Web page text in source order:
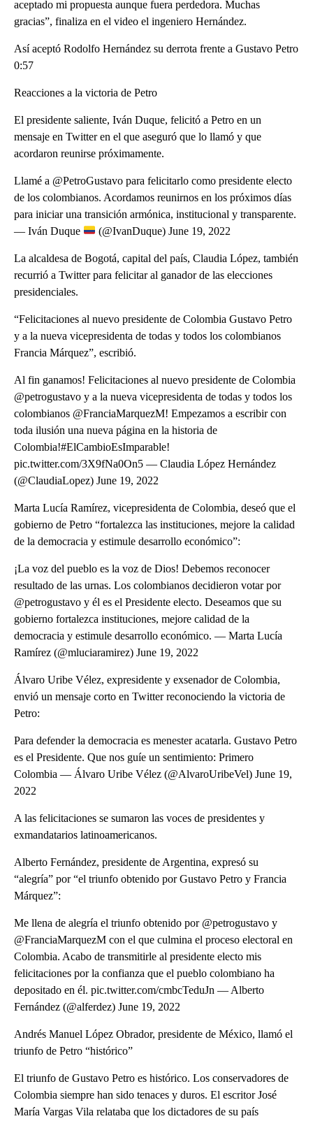
aceptado mi propuesta aunque fuera perdedora. Muchas
gracias”, finaliza en el video el ingeniero Hernández.
Así aceptó Rodolfo Hernández su derrota frente a Gustavo Petro
0:57
Reacciones a la victoria de Petro
El presidente saliente, Iván Duque, felicitó a Petro en un
mensaje en Twitter en el que aseguró que lo llamó y que
acordaron reunirse próximamente.
Llamé a @PetroGustavo para felicitarlo como presidente electo
de los colombianos. Acordamos reunirnos en los próximos días
para iniciar una transición armónica, institucional y transparente.
— Iván Duque
(@IvanDuque) June 19, 2022
La alcaldesa de Bogotá, capital del país, Claudia López, también
recurrió a Twitter para felicitar al ganador de las elecciones
presidenciales.
“Felicitaciones al nuevo presidente de Colombia Gustavo Petro
y a la nueva vicepresidenta de todas y todos los colombianos
⁦Francia Márquez”, escribió.
Al fin ganamos! Felicitaciones al nuevo presidente de Colombia
⁦@petrogustavo⁩ y a la nueva vicepresidenta de todas y todos los
colombianos ⁦@FranciaMarquezM⁩! Empezamos a escribir con
toda ilusión una nueva página en la historia de
Colombia!#ElCambioEsImparable!
pic.twitter.com/3X9fNa0On5 — Claudia López Hernández
(@ClaudiaLopez) June 19, 2022
Marta Lucía Ramírez, vicepresidenta de Colombia, deseó que el
gobierno de Petro “fortalezca las instituciones, mejore la calidad
de la democracia y estimule desarrollo económico”:
¡La voz del pueblo es la voz de Dios! Debemos reconocer
resultado de las urnas. Los colombianos decidieron votar por
@petrogustavo y él es el Presidente electo. Deseamos que su
gobierno fortalezca instituciones, mejore calidad de la
democracia y estimule desarrollo económico. — Marta Lucía
Ramírez (@mluciaramirez) June 19, 2022
Álvaro Uribe Vélez, expresidente y exsenador de Colombia,
envió un mensaje corto en Twitter reconociendo la victoria de
Petro:
Para defender la democracia es menester acatarla. Gustavo Petro
es el Presidente. Que nos guíe un sentimiento: Primero
Colombia — Álvaro Uribe Vélez (@AlvaroUribeVel) June 19,
2022
A las felicitaciones se sumaron las voces de presidentes y
exmandatarios latinoamericanos.
Alberto Fernández, presidente de Argentina, expresó su
“alegría” por “el triunfo obtenido por Gustavo Petro y Francia
Márquez”:
Me llena de alegría el triunfo obtenido por @petrogustavo y
@FranciaMarquezM con el que culmina el proceso electoral en
Colombia. Acabo de transmitirle al presidente electo mis
felicitaciones por la confianza que el pueblo colombiano ha
depositado en él. pic.twitter.com/cmbcTeduJn — Alberto
Fernández (@alferdez) June 19, 2022
Andrés Manuel López Obrador, presidente de México, llamó el
triunfo de Petro “histórico”
El triunfo de Gustavo Petro es histórico. Los conservadores de
Colombia siempre han sido tenaces y duros. El escritor José
María Vargas Vila relataba que los dictadores de su país